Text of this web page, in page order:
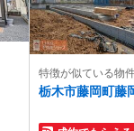
特徴が似ている物
栃木市藤岡町藤